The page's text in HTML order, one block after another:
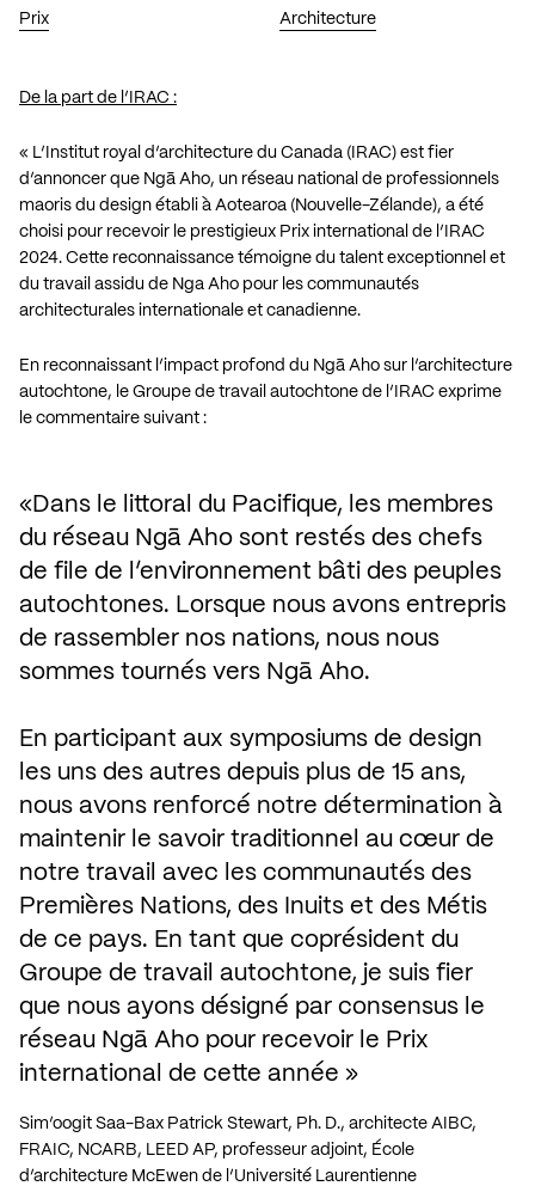
Prix Architecture
De la part de l’IRAC :
« L’Institut royal d’architecture du Canada (IRAC) est fier
d’annoncer que Ngā Aho, un réseau national de professionnels
maoris du design établi à Aotearoa (Nouvelle-Zélande), a été
choisi pour recevoir le prestigieux Prix international de l’IRAC
2024. Cette reconnaissance témoigne du talent exceptionnel et
du travail assidu de Nga Aho pour les communautés
architecturales internationale et canadienne.
En reconnaissant l’impact profond du Ngā Aho sur l’architecture
autochtone, le Groupe de travail autochtone de l’IRAC exprime
le commentaire suivant :
Dans le littoral du Pacifique, les membres
du réseau Ngā Aho sont restés des chefs
de file de l’environnement bâti des peuples
autochtones. Lorsque nous avons entrepris
de rassembler nos nations, nous nous
sommes tournés vers Ngā Aho.
En participant aux symposiums de design
les uns des autres depuis plus de 15 ans,
nous avons renforcé notre détermination à
maintenir le savoir traditionnel au cœur de
notre travail avec les communautés des
Premières Nations, des Inuits et des Métis
de ce pays. En tant que coprésident du
Groupe de travail autochtone, je suis fier
que nous ayons désigné par consensus le
réseau Ngā Aho pour recevoir le Prix
international de cette année
Sim’oogit Saa-Bax Patrick Stewart, Ph. D., architecte AIBC,
FRAIC, NCARB, LEED AP, professeur adjoint, École
d’architecture McEwen de l’Université Laurentienne